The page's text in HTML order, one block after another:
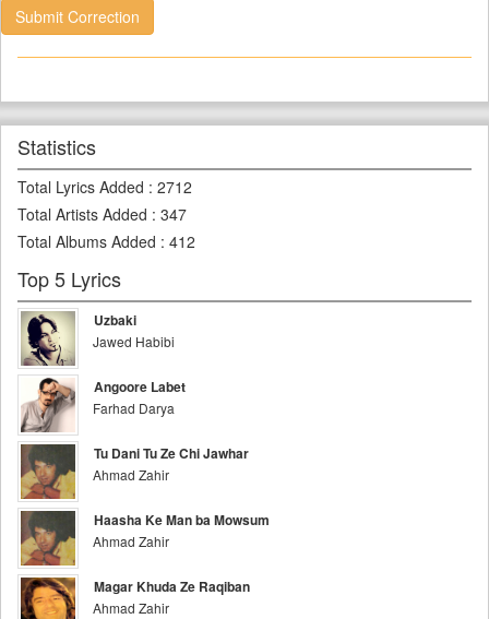
Submit Correction
Statistics
Total Lyrics Added : 2712
Total Artists Added : 347
Total Albums Added : 412
Top 5 Lyrics
Uzbaki
Jawed Habibi
Angoore Labet
Farhad Darya
Tu Dani Tu Ze Chi Jawhar
Ahmad Zahir
Haasha Ke Man ba Mowsum
Ahmad Zahir
Magar Khuda Ze Raqiban
Ahmad Zahir